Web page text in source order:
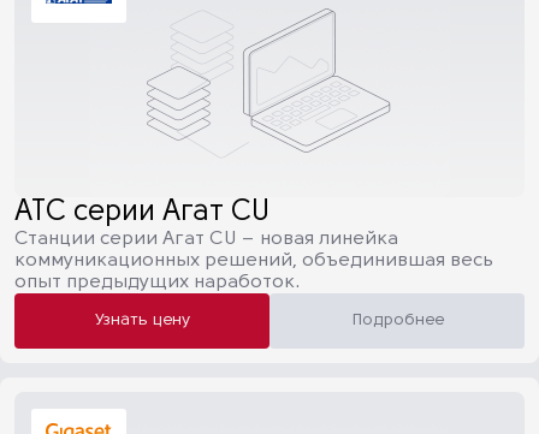
АТС серии Агат CU
Станции серии Агат CU – новая линейка
коммуникационных решений, объединившая весь
опыт предыдущих наработок.
Узнать цену Подробнее